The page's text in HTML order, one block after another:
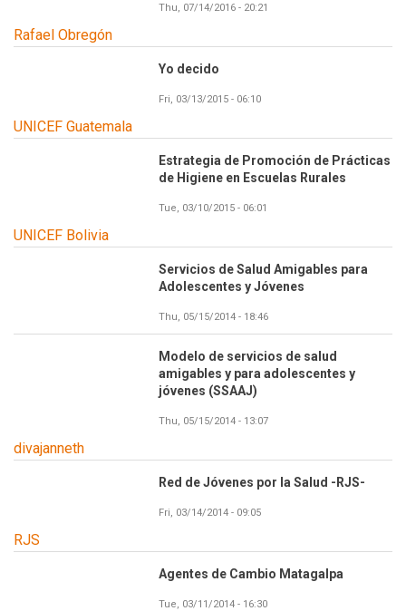
Thu, 07/14/2016 - 20:21
Rafael Obregón
Yo decido
Fri, 03/13/2015 - 06:10
UNICEF Guatemala
Estrategia de Promoción de Prácticas
de Higiene en Escuelas Rurales
Tue, 03/10/2015 - 06:01
UNICEF Bolivia
Servicios de Salud Amigables para
Adolescentes y Jóvenes
Thu, 05/15/2014 - 18:46
Modelo de servicios de salud
amigables y para adolescentes y
jóvenes (SSAAJ)
Thu, 05/15/2014 - 13:07
divajanneth
Red de Jóvenes por la Salud -RJS-
Fri, 03/14/2014 - 09:05
RJS
Agentes de Cambio Matagalpa
Tue, 03/11/2014 - 16:30